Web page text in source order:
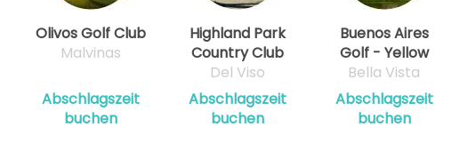
Olivos Golf Club
Malvinas
Abschlagszeit
buchen
Highland Park
Country Club
Del Viso
Abschlagszeit
buchen
Buenos Aires
Golf - Yellow
Bella Vista
Abschlagszeit
buchen